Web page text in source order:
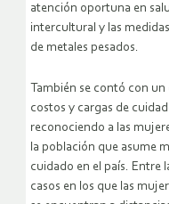
atención oportuna en
intercultural y las
de metales pesados.
También se contó con
costos y cargas de
reconociendo a las
la población que asume
cuidado en el país. Entre
casos en los que las